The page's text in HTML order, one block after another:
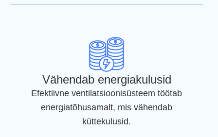
Vähendab energiakulusid
Efektiivne ventilatsioonisüsteem töötab
energiatõhusamalt, mis vähendab
küttekulusid.